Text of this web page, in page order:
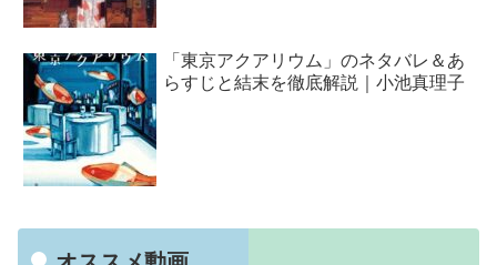
「東京アクアリウム」のネタバレ＆あ
らすじと結末を徹底解説｜小池真理子